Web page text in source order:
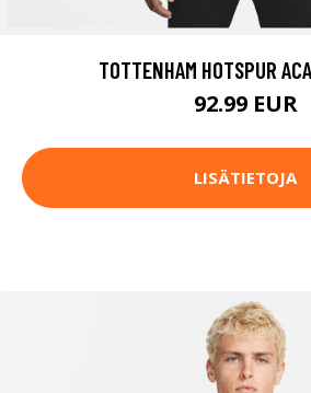
TOTTENHAM HOTSPUR
92.99 EUR
LISÄTIETOJA